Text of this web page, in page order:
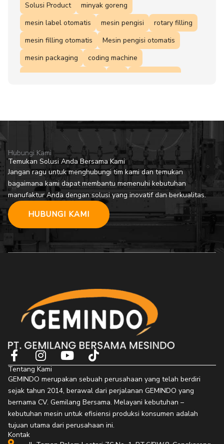
Solusi Product
minyak goreng
mesin label otomatis
mesin pengisi
rotary filling
mesin filling otomatis
Mesin pengisi otomatis
mesin packaging
coding machine
Filling machine otomatis
ROI
blow molding
mesin coding
Hubungi Kami
Temukan Solusi Anda Bersama Kami
Jangan ragu untuk menghubungi tim kami dan temukan
bagaimana kami dapat membantu memenuhi kebutuhan
manufaktur Anda dengan solusi yang inovatif dan berkualitas.
HUBUNGI KAMI
F
a
c
e
b
o
o
k
I
n
s
t
a
g
r
a
Y
o
u
t
u
b
e
T
i
k
t
o
k
Tentang Kami
GEMINDO merupakan sebuah perusahaan yang telah berdiri
sejak tahun 2014, berawal dari perjalanan GEMINDO yang
bernama CV. Gemilang Bersama. Melayani kebutuhan –
kebutuhan mesin untuk efisiensi produksi konsumen adalah
tujuan utama dari perusahaan ini.
Kontak